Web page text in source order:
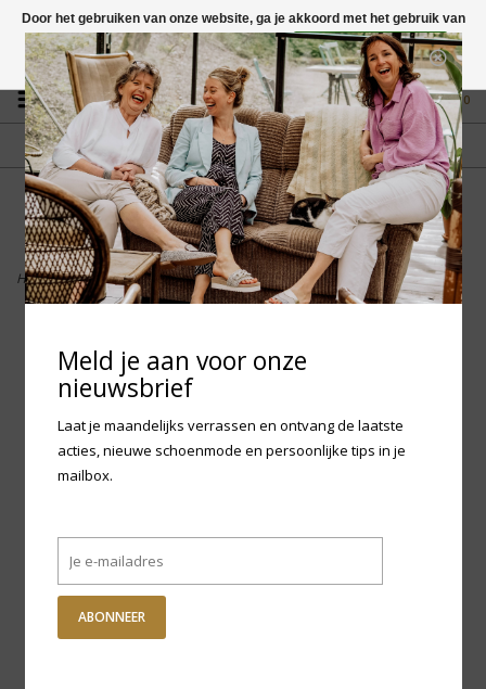
Vragen? App naar +31 58 250 1503
0
GRATIS VERZENDING NL
Vanaf € 75,-
FYSIEKE WINKEL
in Mantgum (frl)
fdad
Home>Woden Kids - Alex
Door het gebruiken van onze website, ga je akkoord met het gebruik van
cookies om onze website te verbeteren.
Dit bericht verbergen
Meer over cookies »
Meld je aan voor onze
nieuwsbrief
Laat je maandelijks verrassen en ontvang de laatste
acties, nieuwe schoenmode en persoonlijke tips in je
mailbox.
ABONNEER